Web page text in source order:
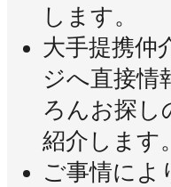
します。
大手提携仲
ジへ直接情
ろんお探し
紹介します。
ご事情によ